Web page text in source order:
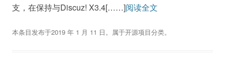
支，在保持与Discuz! X3.4[……]阅读全文
本条目发布于2019 年 1 月 11 日。属于开源项目分类。